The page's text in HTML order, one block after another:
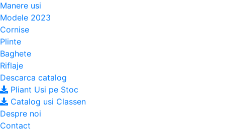
Manere usi
Modele 2023
Cornise
Plinte
Baghete
Riflaje
Descarca catalog
Pliant Usi pe Stoc
Catalog usi Classen
Despre noi
Contact